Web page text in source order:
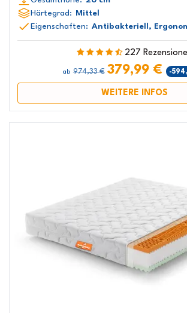
Härtegrad: Mittel
Eigenschaften: Antibakteriell,
227
ab 974,33 € 379,99 € -
WEITERE INFOS